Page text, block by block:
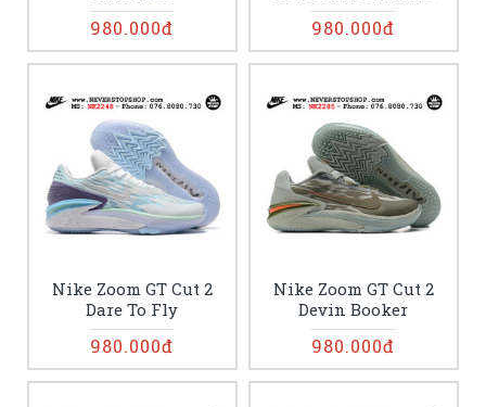
980.000đ 980.000đ
Nike Zoom GT Cut 2
Dare To Fly
980.000đ
Nike Zoom GT Cut 2
Devin Booker
980.000đ